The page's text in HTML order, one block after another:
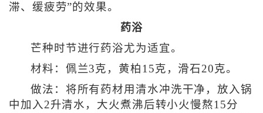
滞、缓疲劳”的效果。
药浴
芒种时节进行药浴尤为适宜。
材料：佩兰3克，黄柏15克，滑石20克。
做法：将所有药材用清水冲洗干净，放入锅
中加入2升清水，大火煮沸后转小火慢熬15分